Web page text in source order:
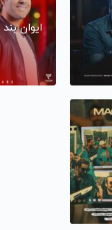
ایوان بند